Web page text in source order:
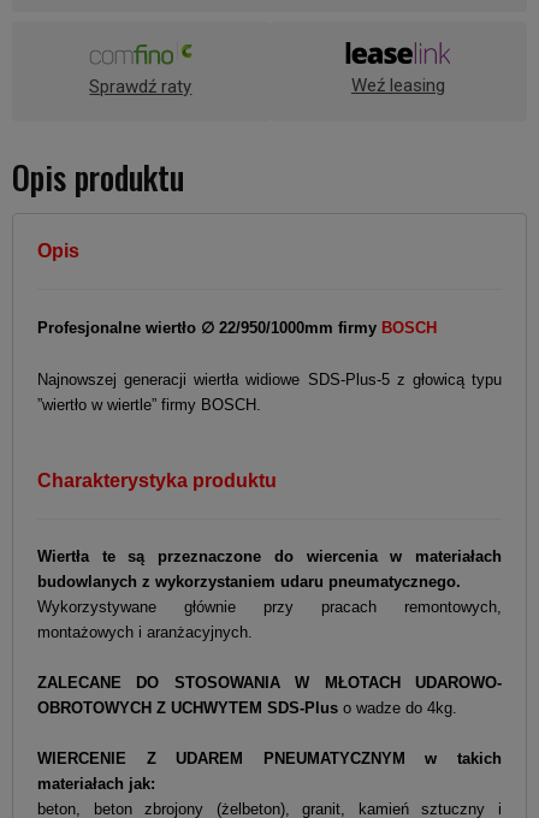
Sprawdź raty Weź leasing
Opis produktu
Opis
Profesjonalne wiertło ∅ 22/950/1000mm firmy BOSCH
Najnowszej generacji wiertła widiowe SDS-Plus-5 z głowicą typu
”wiertło w wiertle” firmy BOSCH.
Charakterystyka produktu
Wiertła te są przeznaczone do wiercenia w materiałach
budowlanych z wykorzystaniem udaru pneumatycznego.
Wykorzystywane głównie przy pracach remontowych,
montażowych i aranżacyjnych.
ZALECANE DO STOSOWANIA W MŁOTACH UDAROWO-
OBROTOWYCH Z UCHWYTEM SDS-Plus o wadze do 4kg.
WIERCENIE Z UDAREM PNEUMATYCZNYM w takich
materiałach jak:
beton, beton zbrojony (żelbeton), granit, kamień sztuczny i